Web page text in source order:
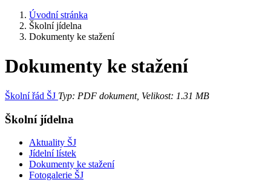
Úvodní stránka
Školní jídelna
Dokumenty ke stažení
Dokumenty ke stažení
Školní řád ŠJ Typ: PDF dokument, Velikost: 1.31 MB
Školní jídelna
Aktuality ŠJ
Jídelní lístek
Dokumenty ke stažení
Fotogalerie ŠJ